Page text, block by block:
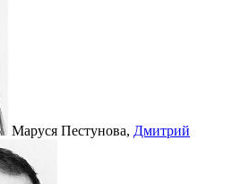
Маруся Пестунова, Дмитрий